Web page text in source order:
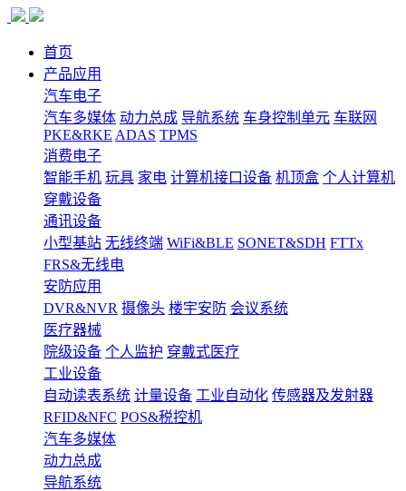
首页
产品应用
汽车电子
汽车多媒体 动力总成 导航系统 车身控制单元 车联网
PKE&RKE ADAS TPMS
消费电子
智能手机 玩具 家电 计算机接口设备 机顶盒 个人计算机
穿戴设备
通讯设备
小型基站 无线终端 WiFi&BLE SONET&SDH FTTx
FRS&无线电
安防应用
DVR&NVR 摄像头 楼宇安防 会议系统
医疗器械
院级设备 个人监护 穿戴式医疗
工业设备
自动读表系统 计量设备 工业自动化 传感器及发射器
RFID&NFC POS&税控机
汽车多媒体
动力总成
导航系统